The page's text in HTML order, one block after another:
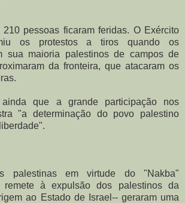
pessoas ficaram feridas. O Exército
os protestos a tiros quando os
sua maioria palestinos de campos de
da fronteira, que atacaram os
ainda que a grande participação nos
"a determinação do povo palestino
palestinas em virtude do "Nakba"
remete à expulsão dos palestinos da
ao Estado de Israel-- geraram uma